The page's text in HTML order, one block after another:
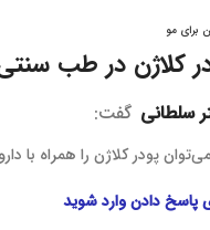
برای مو
کلاژن در طب
سلطانی گفت:
می‌توان پودر کلاژن را همراه
پاسخ دادن وارد شوید